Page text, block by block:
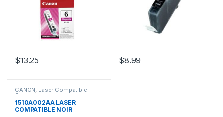
$13.25 $8.99
CANON, Laser Compatible
Canon
1510A002AA LASER
COMPATIBLE NOIR